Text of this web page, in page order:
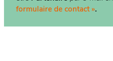
formulaire de contact ».